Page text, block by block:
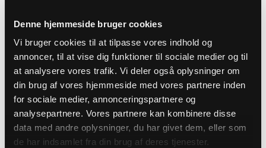
Denne hjemmeside bruger cookies
Vi bruger cookies til at tilpasse vores indhold og
annoncer, til at vise dig funktioner til sociale medier og til
at analysere vores trafik. Vi deler også oplysninger om
din brug af vores hjemmeside med vores partnere inden
for sociale medier, annonceringspartnere og
analysepartnere. Vores partnere kan kombinere disse
data med andre oplysninger, du har givet dem, eller som
de har indsamlet fra din brug af deres tjenester.
'ægtemand' og 'ægtehustru' erstattet med ordet
'ægtefæller.'
Det autoriserede ritual er tilføjet en note, som
bestemmer, at præster, som af teologiske grunde
afviser at bruge ritualet, er fritaget fra at bruge
det. Hvis en præst afviser at forestå vielsen eller
den kirkelige velsignelse, skal parret henvises til